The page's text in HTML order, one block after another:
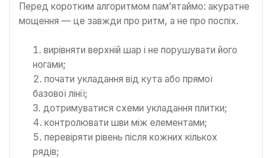
Перед коротким алгоритмом пам’ятаймо: акуратне
мощення — це завжди про ритм, а не про поспіх.
вирівняти верхній шар і не порушувати його
ногами;
почати укладання від кута або прямої
базової лінії;
дотримуватися схеми укладання плитки;
контролювати шви між елементами;
перевіряти рівень після кожних кількох
рядів;